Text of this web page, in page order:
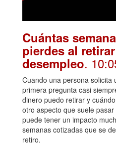
Cuántas
pierdes al
desempleo.
Cuando una persona solicita
primera pregunta casi
dinero puedo retirar y
otro aspecto que suele
puede tener un impacto
semanas cotizadas que se
retiro.